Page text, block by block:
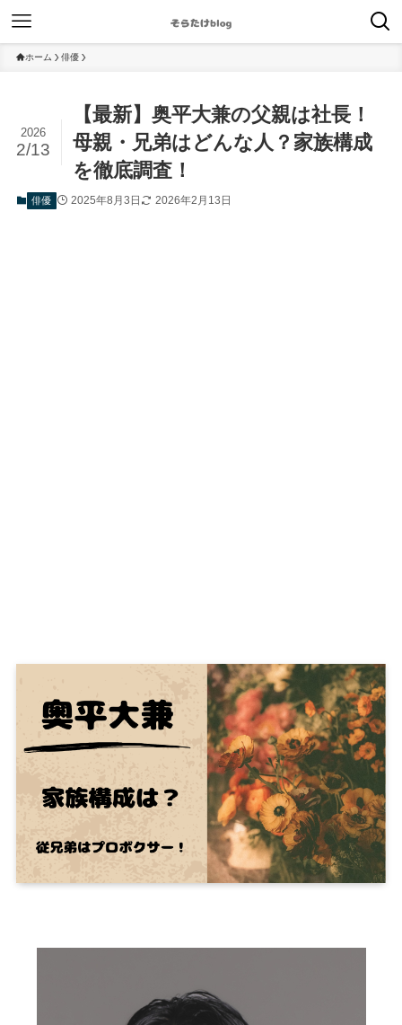
ホーム 俳優
【最新】奥平大兼の父親は社長！
母親・兄弟はどんな人？家族構成
を徹底調査！
2026
2/13
俳優 2025年8月3日 2026年2月13日